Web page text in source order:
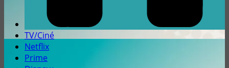
TV/Ciné
Netflix
Prime